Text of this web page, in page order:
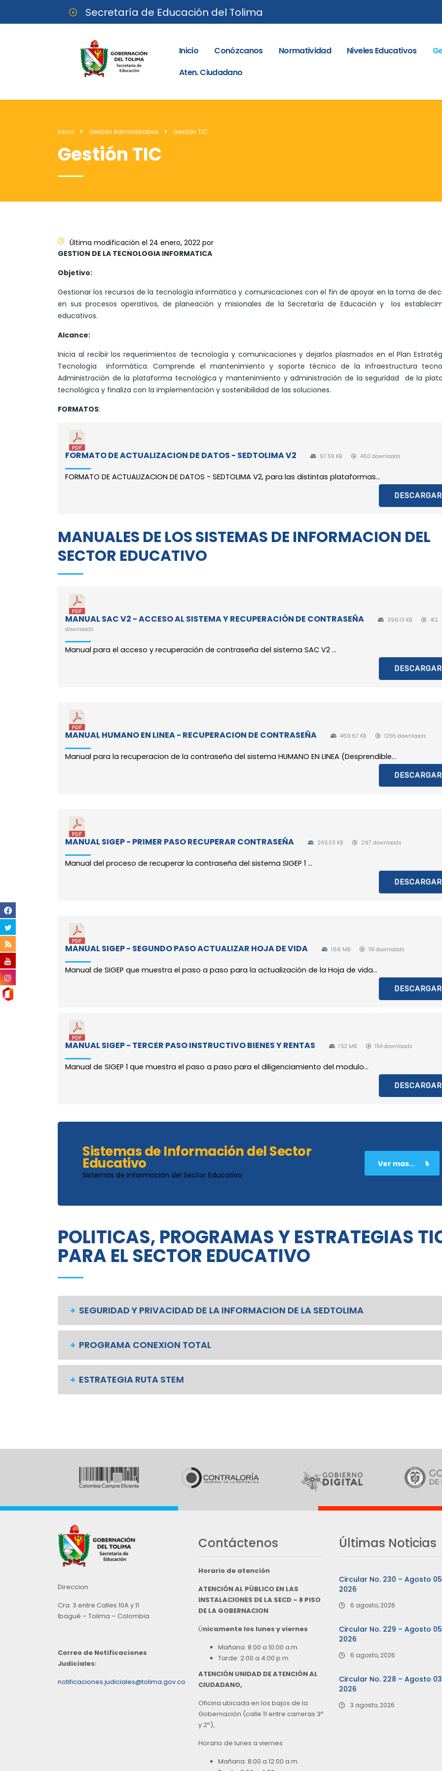
Secretaría de Educación del Tolima
Inicio Conózcanos Normatividad Niveles Educativos
Aten. Ciudadano
Inicio Gestión Administrativa Gestión TIC
Gestión TIC
Última modificación el 24 enero, 2022 por
GESTION DE LA TECNOLOGIA INFORMATICA
Objetivo:
Gestionar los recursos de la tecnología informática y comunicaciones con el fin de apoyar en la toma de
en sus procesos operativos, de planeación y misionales de la Secretaría de Educación y los
educativos.
Alcance:
Inicia al recibir los requerimientos de tecnología y comunicaciones y dejarlos plasmados en el Plan
Tecnología informática. Comprende el mantenimiento y soporte técnico de la infraestructura
Administración de la plataforma tecnológica y mantenimiento y administración de la seguridad de la
tecnológica y finaliza con la implementación y sostenibilidad de las soluciones.
FORMATOS:
FORMATO DE ACTUALIZACION DE DATOS - SEDTOLIMA V2 97.59 KB 460 downloads
FORMATO DE ACTUALIZACION DE DATOS - SEDTOLIMA V2, para las distintas plataformas...
DESCARGAR
MANUALES DE LOS SISTEMAS DE INFORMACION DEL
SECTOR EDUCATIVO
MANUAL SAC V2 - ACCESO AL SISTEMA Y RECUPERACIÓN DE CONTRASEÑA 396.13 KB
412
downloads
Manual para el acceso y recuperación de contraseña del sistema SAC V2 ...
DESCARGAR
MANUAL HUMANO EN LINEA - RECUPERACION DE CONTRASEÑA 469.67 KB 1256 downloads
Manual para la recuperacion de la contraseña del sistema HUMANO EN LINEA (Desprendible...
DESCARGAR
MANUAL SIGEP - PRIMER PASO RECUPERAR CONTRASEÑA 265.03 KB 297 downloads
Manual del proceso de recuperar la contraseña del sistema SIGEP 1 ...
DESCARGAR
MANUAL SIGEP - SEGUNDO PASO ACTUALIZAR HOJA DE VIDA 1.86 MB 151 downloads
Manual de SIGEP que muestra el paso a paso para la actualización de la Hoja de vida...
DESCARGAR
MANUAL SIGEP - TERCER PASO INSTRUCTIVO BIENES Y RENTAS 1.52 MB 154 downloads
Manual de SIGEP 1 que muestra el paso a paso para el diligenciamiento del modulo...
DESCARGAR
Sistemas de Información del Sector
Educativo
Sistemas de Información del Sector Educativo
Ver mas...
POLITICAS, PROGRAMAS Y ESTRATEGIAS
PARA EL SECTOR EDUCATIVO
SEGURIDAD Y PRIVACIDAD DE LA INFORMACION DE LA SEDTOLIMA
PROGRAMA CONEXION TOTAL
ESTRATEGIA RUTA STEM
Direccion
Cra. 3 entre Calles 10A y 11
Ibagué – Tolima – Colombia
Correo de Notificaciones
Judiciales:
notificaciones.judiciales@tolima.gov.co
Contáctenos
Horario de atención
ATENCIÓN AL PÚBLICO EN LAS
INSTALACIONES DE LA SECD – 8 PISO
DE LA GOBERNACION
Únicamente los lunes y viernes
Mañana: 8:00 a 10:00 a.m.
Tarde: 2:00 a 4:00 p.m
ATENCIÓN UNIDAD DE ATENCIÓN AL
CIUDADANO,
Oficina ubicada en los bajos de la
Gobernación (calle 11 entre carreras 3ª
y 2ª),
Horario de lunes a viernes
Mañana: 8:00 a 12:00 a.m.
Últimas Noticias
Circular No. 230 – Agosto
2026
6 agosto, 2026
Circular No. 229 – Agosto
2026
6 agosto, 2026
Circular No. 228 – Agosto
2026
3 agosto, 2026